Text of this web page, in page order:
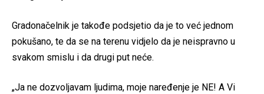
Gradonačelnik je takođe podsjetio da je to već jednom
pokušano, te da se na terenu vidjelo da je neispravno u
svakom smislu i da drugi put neće.
„Ja ne dozvoljavam ljudima, moje naređenje je NE! A Vi